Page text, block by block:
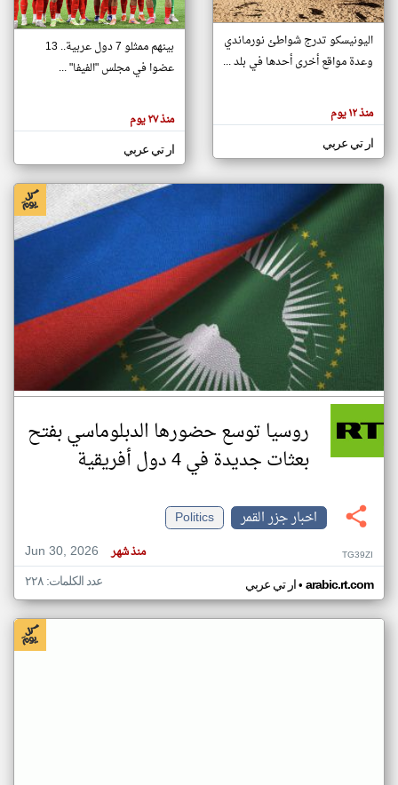
تغيير الدولة
اخبار جزر القمر على مدار الساعة
أهم اخبار جزر القمر العاجلة والمباشرة
هنا عن
وجهة
كاتبيها.
اليونيسكو تدرج شواطئ نورماندي
وعدة مواقع أخرى أحدها في بلد ...
منذ ١٢ يوم
ار تي عربي
بينهم ممثلو 7 دول عربية.. 13
عضوا في مجلس "الفيفا" ...
منذ ٢٧ يوم
ار تي عربي
روسيا توسع حضورها الدبلوماسي بفتح
بعثات جديدة في 4 دول أفريقية
اخبار جزر القمر
Politics
Jun 30, 2026
منذ شهر TG39ZI
ار تي عربي• arabic.rt.com عدد الكلمات: ٢٢٨
klyoum.com